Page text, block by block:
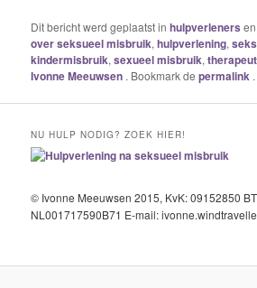
Dit bericht werd geplaatst inhulpverleners
over seksueel misbruik,hulpverlening,
kindermisbruik,sexueel misbruik,
Ivonne Meeuwsen . Bookmark depermalink .
NU HULP NODIG? ZOEK HIER!
© Ivonne Meeuwsen 2015, KvK: 09152850
NL001717590B71 E-mail: